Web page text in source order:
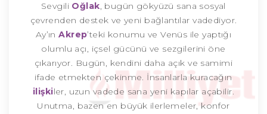
Sevgili Oğlak, bugün gökyüzü sana sosyal
çevrenden destek ve yeni bağlantılar vadediyor.
Ay’ınAkrep’teki konumu ve Venüs ile yaptığı
olumlu açı, içsel gücünü ve sezgilerini öne
çıkarıyor. Bugün, kendini daha açık ve samimi
ifade etmekten çekinme. İnsanlarla kuracağın
ilişkiler, uzun vadede sana yeni kapılar açabilir.
Unutma, bazen en büyük ilerlemeler, konfor